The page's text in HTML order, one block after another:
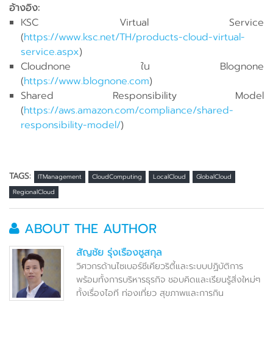
อ้างอิง:
KSC Virtual Service
(https://www.ksc.net/TH/products-cloud-virtual-
service.aspx)
Cloudnone ใน Blognone
(https://www.blognone.com)
Shared Responsibility Model
(https://aws.amazon.com/compliance/shared-
responsibility-model/)
TAGS: ITManagement CloudComputing LocalCloud
GlobalCloud
RegionalCloud
ABOUT THE AUTHOR
สัญชัย รุ่งเรืองชูสกุล
วิศวกรด้านไซเบอร์ซีเคียวริตี้และระบบปฏิบัติการ
พร้อมทั้งการบริหารธุรกิจ ชอบคิดและเรียนรู้สิ่งใหม่ๆ
ทั้งเรื่องไอที ท่องเที่ยว สุขภาพและการกิน